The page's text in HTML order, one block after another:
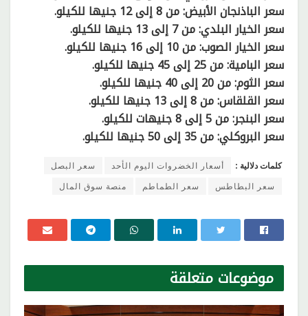
سعر الباذنجان الأبيض: من 8 إلى 12 جنيها للكيلو.
سعر الخيار البلدي: من 7 إلى 13 جنيها للكيلو.
سعر الخيار الصوب: من 10 إلى 16 جنيها للكيلو.
سعر البامية: من 25 إلى 45 جنيها للكيلو.
سعر الثوم: من 20 إلى 40 جنيها للكيلو.
سعر القلقاس: من 8 إلى 13 جنيها للكيلو.
سعر البنجر: من 5 إلى 8 جنيهات للكيلو.
سعر البروكلي: من 35 إلى 50 جنيها للكيلو.
كلمات دلالية : أسعار الخضروات اليوم الأحد
سعر البصل
سعر البطاطس
سعر الطماطم منصة سوق المال
موضوعات متعلقة